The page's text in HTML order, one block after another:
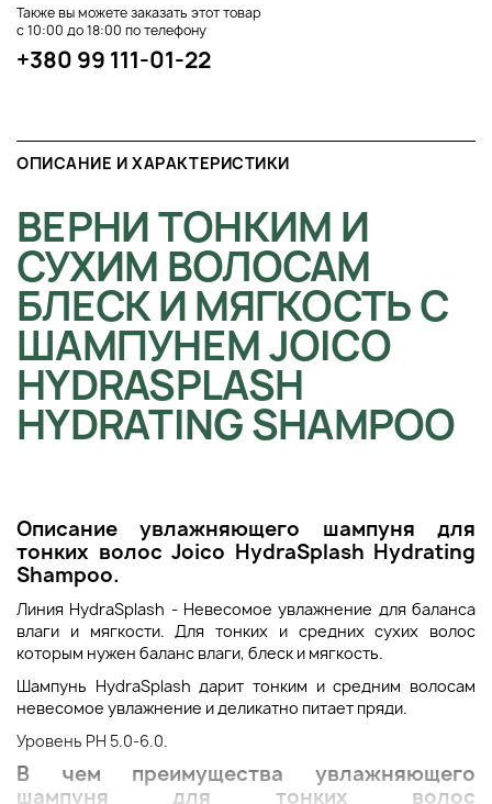
Также вы можете заказать этот товар
с 10:00 до 18:00 по телефону
+380 99 111-01-22
ОПИСАНИЕ И ХАРАКТЕРИСТИКИ
ВЕРНИ ТОНКИМ И
СУХИМ ВОЛОСАМ
БЛЕСК И МЯГКОСТЬ С
ШАМПУНЕМ JOICO
HYDRASPLASH
HYDRATING SHAMPOO
Описание увлажняющего шампуня для
тонких волос Joico HydraSplash Hydrating
Shampoo.
Линия HydraSplash - Невесомое увлажнение для баланса
влаги и мягкости. Для тонких и средних сухих волос
которым нужен баланс влаги, блеск и мягкость.
Шампунь HydraSplash дарит тонким и средним волосам
невесомое увлажнение и деликатно питает пряди.
Уровень PH 5.0-6.0.
В чем преимущества увлажняющего
шампуня для тонких волос